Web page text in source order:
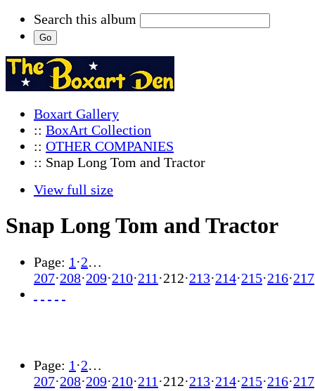
Search this album
Boxart Gallery
:: BoxArt Collection
:: OTHER COMPANIES
:: Snap Long Tom and Tractor
View full size
Snap Long Tom and Tractor
Page: 1 ·2…
207·208·209·210·211 ·212·213·214·215·216·217
Page: 1 ·2…
207·208·209·210·211 ·212·213·214·215·216·217